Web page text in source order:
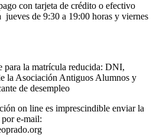
con tarjeta de crédito o efectivo
de 9:30 a 19:00 horas y viernes
para la matrícula reducida: DNI,
la Asociación Antiguos Alumnos y
de desempleo
on line es imprescindible enviar la
e-mail: